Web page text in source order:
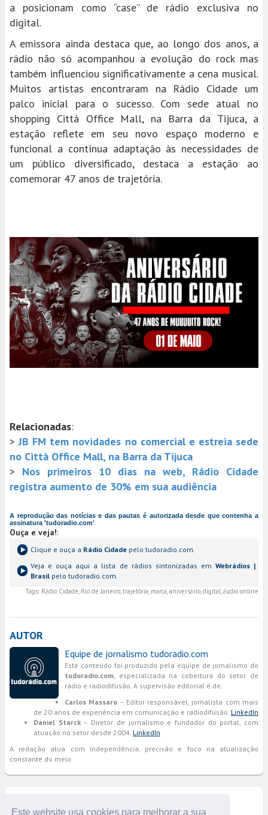
Este website usa cookies para melhorar a sua
a posicionam como “case” de rádio exclusiva no
digital.
A emissora ainda destaca que, ao longo dos anos, a
rádio não só acompanhou a evolução do rock mas
também influenciou significativamente a cena musical.
Muitos artistas encontraram na Rádio Cidade um
palco inicial para o sucesso. Com sede atual no
shopping Cittá Office Mall, na Barra da Tijuca, a
estação reflete em seu novo espaço moderno e
funcional a contínua adaptação às necessidades de
um público diversificado, destaca a estação ao
comemorar 47 anos de trajetória.
Relacionadas:
>JB FM tem novidades no comercial e estreia sede
no Città Office Mall, na Barra da Tijuca
> Nos primeiros 10 dias na web, Rádio Cidade
registra aumento de 30% em sua audiência
A reprodução das notícias e das pautas é autorizada desde que contenha a
assinatura 'tudoradio.com'
Ouça e veja!:
Clique e ouça a Rádio Cidade pelo tudoradio.com.
Veja e ouça aqui a lista de rádios sintonizadas em Webrádios |
Brasil pelo tudoradio.com.
Tags: Rádio Cidade, Rio de Janeiro, trajetória, marca, aniversário, digital, áudio online
AUTOR
Equipe de jornalismo tudoradio.com
Este conteúdo foi produzido pela equipe de jornalismo do
tudoradio.com, especializada na cobertura do setor de
rádio e radiodifusão. A supervisão editorial é de:
Carlos Massaro – Editor responsável, jornalista com mais
de 20 anos de experiência em comunicação e radiodifusão. LinkedIn
Daniel Starck– Diretor de jornalismo e fundador do portal, com
atuação no setor desde 2004. LinkedIn
A redação atua com independência, precisão e foco na atualização
constante do meio.